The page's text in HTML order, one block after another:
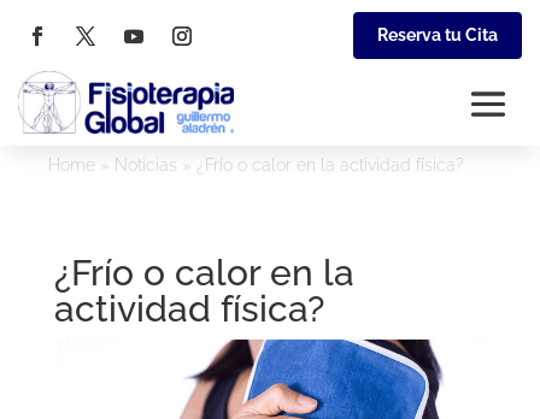
Reserva tu Cita
Home » Noticias » ¿Frío o calor en la actividad física?
¿Frío o calor en la
actividad física?